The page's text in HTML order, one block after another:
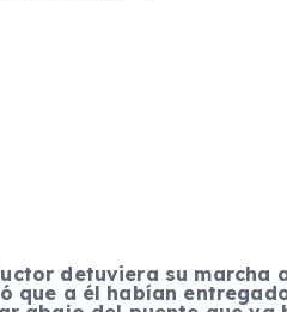
detuviera su marcha
que a él habían